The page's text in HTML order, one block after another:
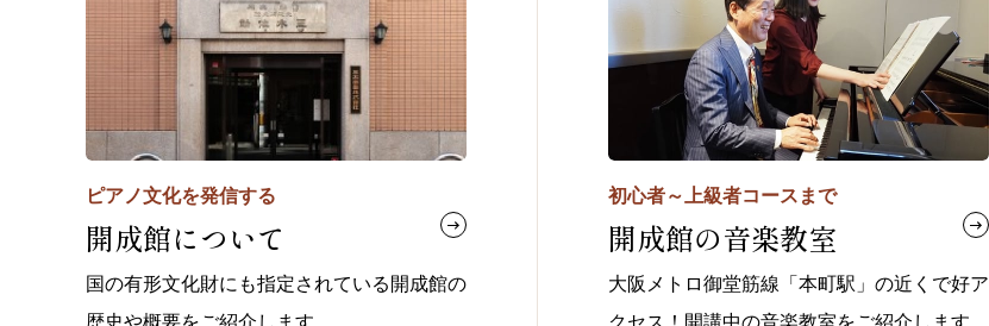
ピアノ文化を発信する
開成館について
国の有形文化財にも指定されている開成館の
歴史や概要をご紹介します。
初心者～上級者コースまで
開成館の音楽教室
大阪メトロ御堂筋線「本町駅」の近くで好ア
クセス！開講中の音楽教室をご紹介します。